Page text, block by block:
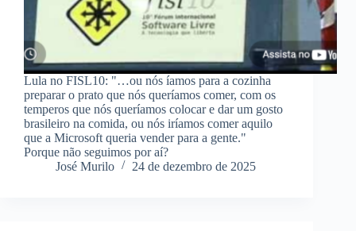
Lula no FISL10: "…ou nós íamos para a cozinha
preparar o prato que nós queríamos comer, com os
temperos que nós queríamos colocar e dar um gosto
brasileiro na comida, ou nós iríamos comer aquilo
que a Microsoft queria vender para a gente."
Porque não seguimos por aí?
José Murilo
24 de dezembro de 2025